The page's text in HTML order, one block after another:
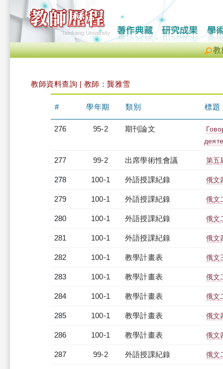
教
教師資料查詢 | 教師：龔雅雪
# 學年期 類別 標題
276 95-2 期刊論文
277 99-2 出席學術性會議 第五
278 100-1 外語授課紀錄 俄文
279 100-1 外語授課紀錄 俄文
280 100-1 外語授課紀錄 俄文
281 100-1 外語授課紀錄 俄文
282 100-1 教學計畫表 俄文
283 100-1 教學計畫表 俄文
284 100-1 教學計畫表 俄文
285 100-1 教學計畫表 俄文
286 100-1 教學計畫表 俄文
287 99-2 外語授課紀錄 俄文